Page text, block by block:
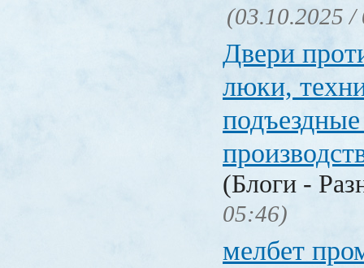
(03.10.2025 /
Двери
люки,
(Блоги -
05:46)
мелбет